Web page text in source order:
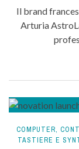
Il brand
Arturia
COMPUTER,
TASTIERE E